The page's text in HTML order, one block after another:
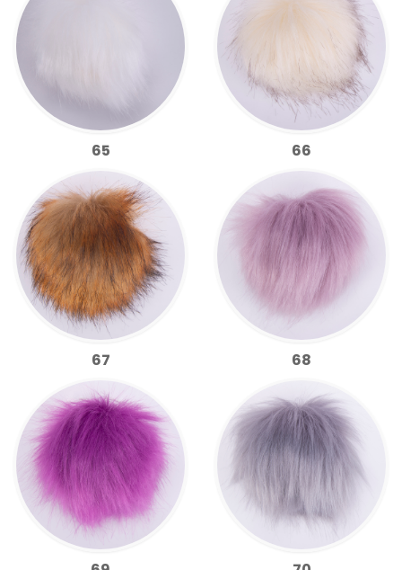
65 66
67 68